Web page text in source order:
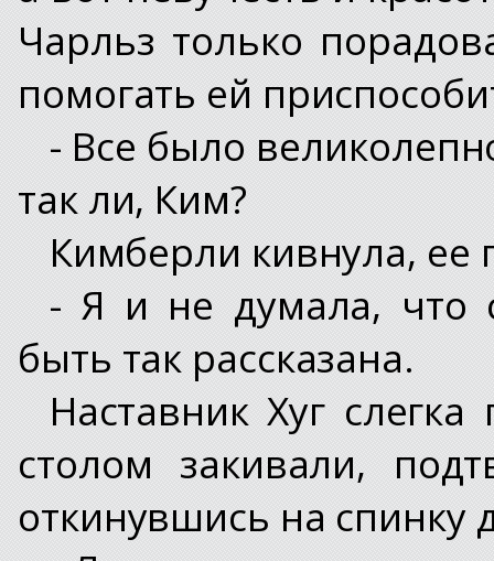
Чарльз только
помогать ей
- Все было
так ли, Ким?
Кимберли кивнула, ее
- Я и не думала, что
быть так рассказана.
Наставник Хуг
столом закивали,
откинувшись на спинку